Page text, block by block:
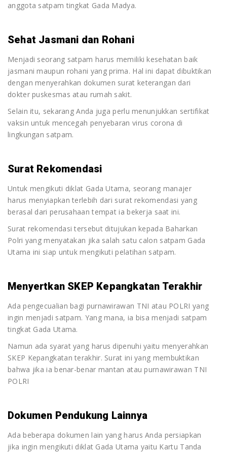
anggota satpam tingkat Gada Madya.
Sehat Jasmani dan Rohani
Menjadi seorang satpam harus memiliki kesehatan baik
jasmani maupun rohani yang prima. Hal ini dapat dibuktikan
dengan menyerahkan dokumen surat keterangan dari
dokter puskesmas atau rumah sakit.
Selain itu, sekarang Anda juga perlu menunjukkan sertifikat
vaksin untuk mencegah penyebaran virus corona di
lingkungan satpam.
Surat Rekomendasi
Untuk mengikuti diklat Gada Utama, seorang manajer
harus menyiapkan terlebih dari surat rekomendasi yang
berasal dari perusahaan tempat ia bekerja saat ini.
Surat rekomendasi tersebut ditujukan kepada Baharkan
Polri yang menyatakan jika salah satu calon satpam Gada
Utama ini siap untuk mengikuti pelatihan satpam.
Menyertkan SKEP Kepangkatan Terakhir
Ada pengecualian bagi purnawirawan TNI atau POLRI yang
ingin menjadi satpam. Yang mana, ia bisa menjadi satpam
tingkat Gada Utama.
Namun ada syarat yang harus dipenuhi yaitu menyerahkan
SKEP Kepangkatan terakhir. Surat ini yang membuktikan
bahwa jika ia benar-benar mantan atau purnawirawan TNI
POLRI
Dokumen Pendukung Lainnya
Ada beberapa dokumen lain yang harus Anda persiapkan
jika ingin mengikuti diklat Gada Utama yaitu Kartu Tanda